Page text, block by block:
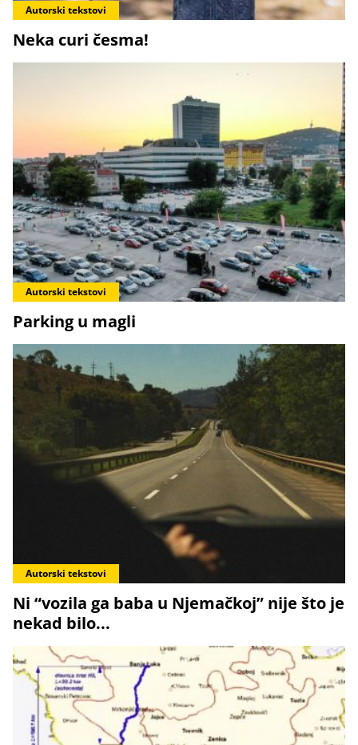
Autorski tekstovi
Neka curi česma!
Autorski tekstovi
Parking u magli
Autorski tekstovi
Ni “vozila ga baba u Njemačkoj” nije što je
nekad bilo...